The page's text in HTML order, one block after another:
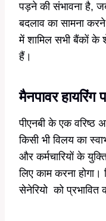
पड़ने की संभावना है,
बदलाव का सामना
में शामिल सभी बैंकों के
हैं।
मैनपावर हायरिंग
पीएनबी के एक वरिष्ठ
किसी भी विलय का
और कर्मचारियों के
लिए काम करना
सेनेरियो को प्रभावित